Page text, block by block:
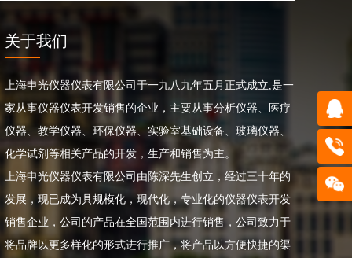
关于我们
上海申光仪器仪表有限公司于一九八九年五月正式成立,是一
家从事仪器仪表开发销售的企业，主要从事分析仪器、医疗
仪器、教学仪器、环保仪器、实验室基础设备、玻璃仪器、
化学试剂等相关产品的开发，生产和销售为主。
上海申光仪器仪表有限公司由陈深先生创立，经过三十年的
发展，现已成为具规模化，现代化，专业化的仪器仪表开发
销售企业，公司的产品在全国范围内进行销售，公司致力于
将品牌以更多样化的形式进行推广，将产品以方便快捷的渠